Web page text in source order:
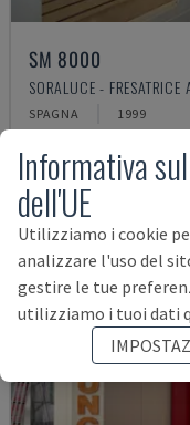
SM 8000
SORALUCE - FRESATRICE
SPAGNA 1999
Informativa
dell'UE
Utilizziamo i cookie
analizzare l'uso del
gestire le tue
utilizziamo i tuoi dati